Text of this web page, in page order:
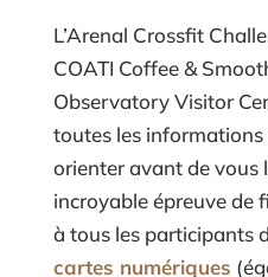
L’Arenal Crossfit
COATI Coffee &
Observatory Visitor
toutes les informations
orienter avant de vous
incroyable épreuve de
à tous les participants
cartes numériques